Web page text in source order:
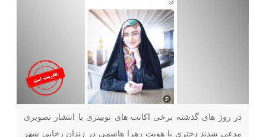
در روز های گذشته برخی اکانت های توییتری با انتشار تصویری
مدعی شدند دختری با هویت زهرا هاشمی در زندان رجایی شهر